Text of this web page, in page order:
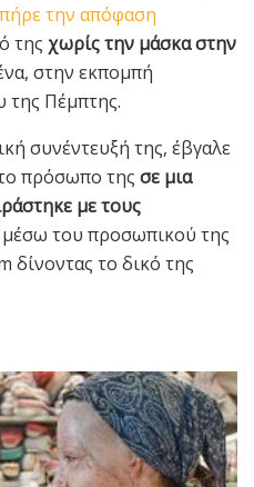
πήρε την απόφαση
της χωρίς την μάσκα στην
στην εκπομπή
της Πέμπτης.
συνέντευξή της, έβγαλε
πρόσωπο της σε μια
με τους
μέσω του προσωπικού της
το δικό της